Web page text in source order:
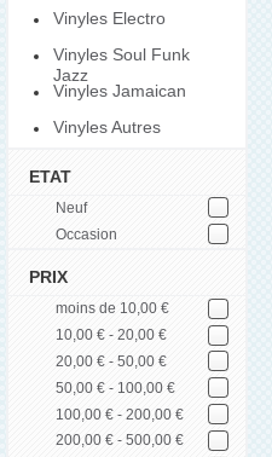
Vinyles Electro
Vinyles Soul Funk
Jazz
Vinyles Jamaican
Vinyles Autres
ETAT
Neuf
Occasion
PRIX
moins de 10,00 €
10,00 € - 20,00 €
20,00 € - 50,00 €
50,00 € - 100,00 €
100,00 € - 200,00 €
200,00 € - 500,00 €